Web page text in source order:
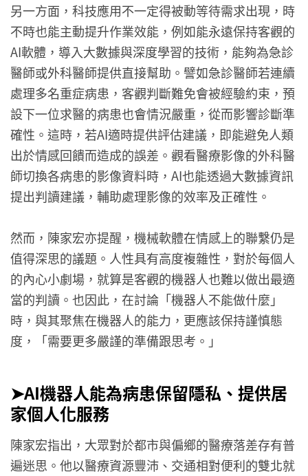
另一方面，科技應用不一定得被動等待需求出現，時
不時也能主動提升作業效能，例如能永遠保持客觀的
AI軟體，導入大數據與深度學習的技術，能夠為急診
醫師或外科醫師提供直接幫助。譬如急診醫師若連續
處理多名重症病患，客觀判斷難免會被經驗約束，預
設下一位求醫的病患也會情況嚴重，從而影響診斷準
確性。這時，若AI適時提供評估建議，即能避免人類
出於情感回饋而造成的誤差。觀看醫療影像的外科醫
師切換各病患的影像資料時，AI也能透過大數據資訊
提出判讀建議，輔助處理影像的效率及正確性。
然而，陳家宏亦提醒，機械軟體在情感上的聯繫仍是
值得深思的議題。人性具有高度複雜性，對於每個人
的內心小劇場，就算是客觀的機器人也難以做出最適
當的判讀。也因此，在討論「機器人不能做什麼」
時，與其聚焦在機器人的能力，更應該保持謹慎態
度，「需要更多嚴謹的準備跟思考。」
➤AI機器人能為病患保留隱私、提供居
家個人化服務
陳家宏指出，大眾對於都市與偏鄉的醫療落差存有普
遍迷思。他以醫療資源豐沛、交通相對便利的雙北就